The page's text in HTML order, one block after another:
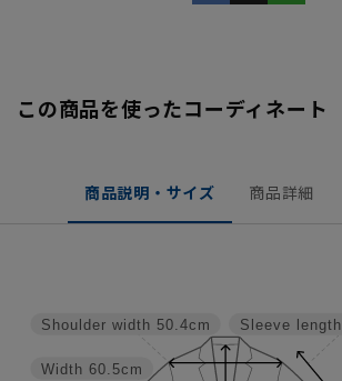
この商品を使ったコーディネート
商品説明・サイズ 商品詳細
Sleeve length
Width 60.5cm
Shoulder width 50.4cm